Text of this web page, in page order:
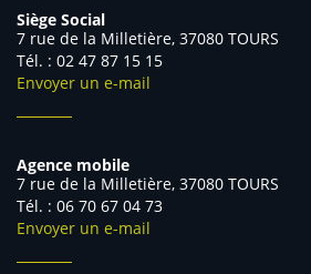
Siège Social
7 rue de la Milletière, 37080 TOURS
Tél. : 02 47 87 15 15
Envoyer un e-mail
Agence mobile
7 rue de la Milletière, 37080 TOURS
Tél. : 06 70 67 04 73
Envoyer un e-mail